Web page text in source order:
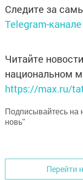
Следите за
Telegram-канале
Читайте
национальном
https://max.ru/
Подписывайтесь на
новь"
Перейти